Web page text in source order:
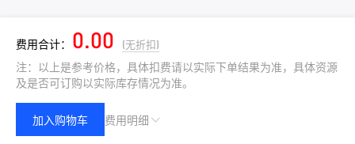
费用合计： 0.00 (无折扣)
注：以上是参考价格，具体扣费请以实际下单结果为准，具体资源
及是否可订购以实际库存情况为准。
费用明细
加入购物车